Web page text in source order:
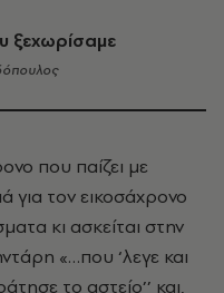
ξεχωρίσαμε
που παίζει με
για τον εικοσάχρονο
κι ασκείται στην
«…που ‘λεγε και
το αστείο’’ και,